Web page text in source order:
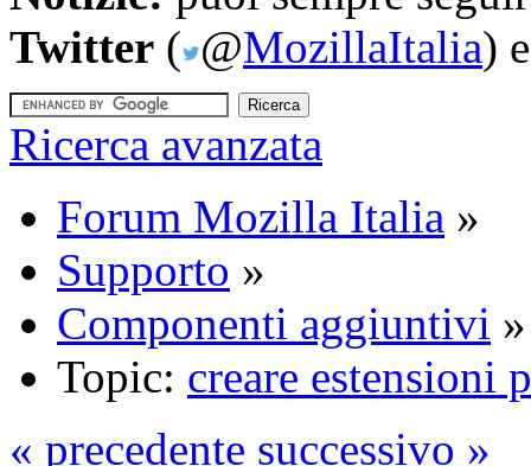
Twitter ( @MozillaItalia)
Ricerca avanzata
Forum Mozilla Italia »
Supporto »
Componenti aggiuntivi »
Topic: creare estensioni
« precedente successivo »